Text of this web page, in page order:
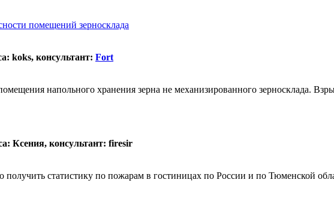
помещений зерносклада
koks, консультант: Fort
напольного хранения зерна не механизированного зерносклада.
Ксения, консультант: firesir
статистику по пожарам в гостиницах по России и по Тюменской